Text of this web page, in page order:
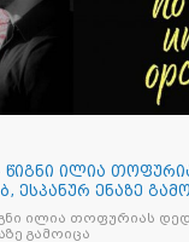
წიგნი ილია
ესპანურ ენაზე
ილია თოფურიას
გამოიცა